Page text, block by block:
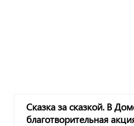
Сказка за сказкой. В
благотворительная